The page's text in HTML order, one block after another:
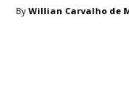
By Willian Carvalho de